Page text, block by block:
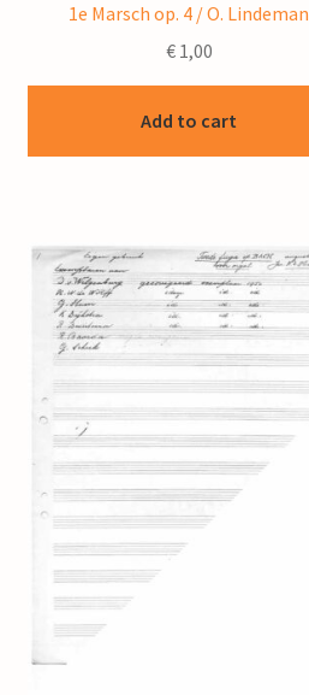
1e Marsch op. 4 / O. Lindeman
€1,00
Add to cart